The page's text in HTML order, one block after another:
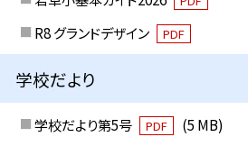
R8 グランドデザイン PDF
学校だより
学校だより第5号 PDF
(5 MB)